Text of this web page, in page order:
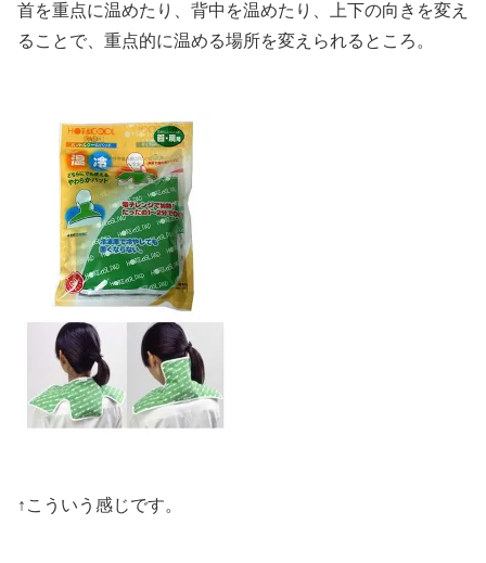
首を重点に温めたり、背中を温めたり、
上下の向きを変え
ることで、重点的に温める場所を変えられる ところ。
↑こういう感じです。